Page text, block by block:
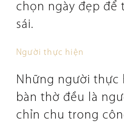
chọn ngày đẹp để
sái.
Người thực hiện
Những người thực
bàn thờ đều là
chỉn chu trong